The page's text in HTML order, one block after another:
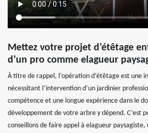
Mettez votre projet d’étêtage
d’un pro comme elagueur
À titre de rappel, l’opération d’étêtage est une
nécessitant l’intervention d’un jardinier
compétence et une longue expérience dans le
développement de votre arbre y dépend. C’est
conseillons de faire appel à elagueur paysagiste,